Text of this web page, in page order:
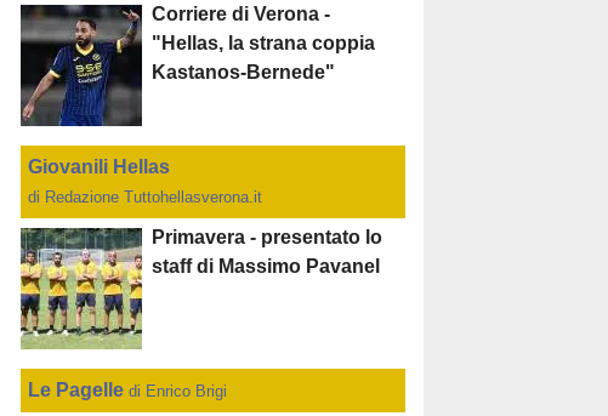
Corriere di Verona -
"Hellas, la strana coppia
Kastanos-Bernede"
Giovanili Hellas
di Redazione Tuttohellasverona.it
Primavera - presentato lo
staff di Massimo Pavanel
Le Pagelle di Enrico Brigi